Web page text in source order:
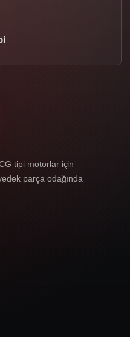
tipi motorlar için
parça odağında